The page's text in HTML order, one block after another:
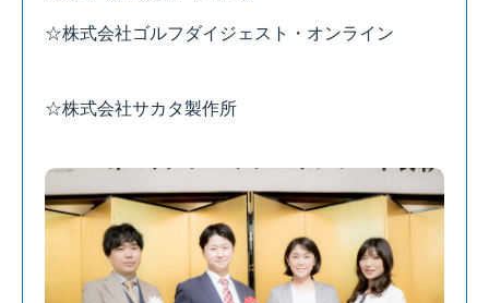
☆株式会社ゴルフダイジェスト・オンライン
☆株式会社サカタ製作所